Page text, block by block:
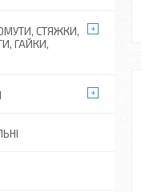
СТЯЖКИ,
ГАЙКИ,